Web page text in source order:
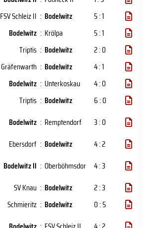
FSV Schleiz II : Bodelwitz
5 : 1
Bodelwitz : Krölpa
5 : 1
Triptis : Bodelwitz
2 : 0
Gräfenwarth : Bodelwitz
4 : 1
Bodelwitz : Unterkoskau
4 : 0
Triptis : Bodelwitz
6 : 0
Bodelwitz : Remptendorf
3 : 0
Ebersdorf : Bodelwitz
4 : 2
Bodelwitz II : Oberböhmsdor
4 : 3
SV Knau : Bodelwitz
2 : 3
Schmieritz : Bodelwitz
0 : 5